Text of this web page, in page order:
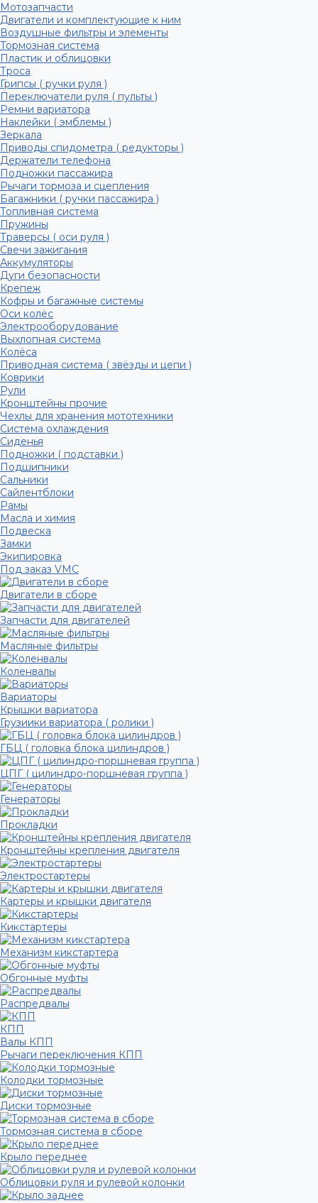
Мотозапчасти
Двигатели и комплектующие к ним
Воздушные фильтры и элементы
Тормозная система
Пластик и облицовки
Троса
Грипсы ( ручки руля )
Переключатели руля ( пульты )
Ремни вариатора
Наклейки ( эмблемы )
Зеркала
Приводы спидометра ( редукторы )
Держатели телефона
Подножки пассажира
Рычаги тормоза и сцепления
Багажники ( ручки пассажира )
Топливная система
Пружины
Траверсы ( оси руля )
Свечи зажигания
Аккумуляторы
Дуги безопасности
Крепеж
Кофры и багажные системы
Оси колёс
Электрооборудование
Выхлопная система
Колёса
Приводная система ( звёзды и цепи )
Коврики
Рули
Кронштейны прочие
Чехлы для хранения мототехники
Система охлаждения
Сиденья
Подножки ( подставки )
Подшипники
Сальники
Сайлентблоки
Рамы
Масла и химия
Подвеска
Замки
Экипировка
Под заказ VMC
Двигатели в сборе
Запчасти для двигателей
Масляные фильтры
Коленвалы
Вариаторы
Крышки вариатора
Грузиики вариатора ( ролики )
ГБЦ ( головка блока цилиндров )
ЦПГ ( цилиндро-поршневая группа )
Генераторы
Прокладки
Кронштейны крепления двигателя
Электростартеры
Картеры и крышки двигателя
Кикстартеры
Механизм кикстартера
Обгонные муфты
Распредвалы
КПП
Валы КПП
Рычаги переключения КПП
Колодки тормозные
Диски тормозные
Тормозная система в сборе
Крыло переднее
Облицовки руля и рулевой колонки